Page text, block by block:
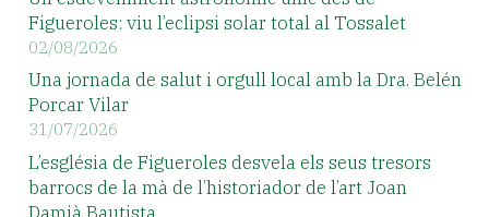
Figueroles: viu l’eclipsi solar total al Tossalet
02/08/2026
Una jornada de salut i orgull local amb la Dra. Belén
Porcar Vilar
31/07/2026
L’església de Figueroles desvela els seus tresors
barrocs de la mà de l’historiador de l’art Joan